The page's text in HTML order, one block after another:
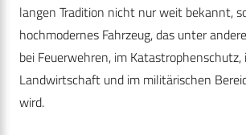
langen Tradition nicht nur weit bekannt,
hochmodernes Fahrzeug, das unter
bei Feuerwehren, im Katastrophenschutz,
Landwirtschaft und im militärischen
wird.